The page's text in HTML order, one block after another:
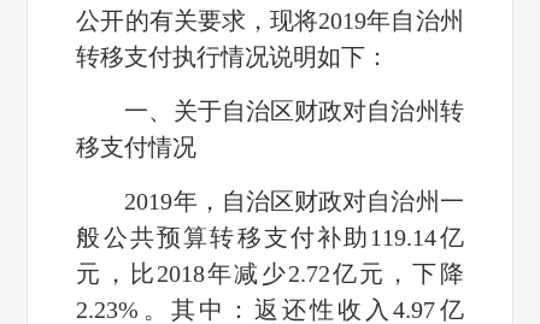
公开的有关要求 ，现将2019年自治州
转移支付执行情况说明如下：
一、 关于自治区财政对自治州转
移支付情况
2019年， 自治区财政对自治州一
般公共预算转移支付补助119.14亿
元，比2018年减少2.72亿元，下降
2.23%。其中：返还性收入4.97亿